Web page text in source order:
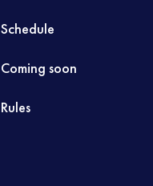
Schedule
Coming soon
Rules